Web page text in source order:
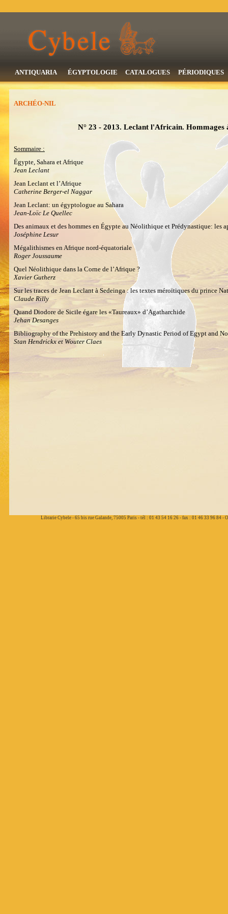
ANTIQUARIA ÉGYPTOLOGIE CATALOGUES PÉRIODIQUES
ARCHÉO-NIL
N° 23 - 2013. Leclant l'Africain. Hommages
Sommaire :
Égypte, Sahara et Afrique
Jean Leclant
Jean Leclant et l’Afrique
Catherine Berger-el Naggar
Jean Leclant: un égyptologue au Sahara
Jean-Loïc Le Quellec
Des animaux et des hommes en Égypte au Néolithique et Prédynastique: les
Joséphine Lesur
Mégalithismes en Afrique nord-équatoriale
Roger Joussaume
Quel Néolithique dans la Corne de l’Afrique ?
Xavier Gutherz
Sur les traces de Jean Leclant à Sedeinga : les textes méroïtiques du prince
Claude Rilly
Quand Diodore de Sicile égare les «Taureaux» d’Agatharchide
Jehan Desanges
Bibliography of the Prehistory and the Early Dynastic Period of Egypt and
Stan Hendrickx et Wouter Claes
Librarie Cybele - 65 bis rue Galande, 75005 Paris - tél : 01 43 54 16 26 - fax : 01 46 33 96 84